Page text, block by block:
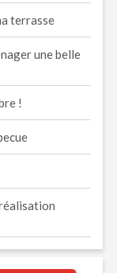
terrasse
une belle
!